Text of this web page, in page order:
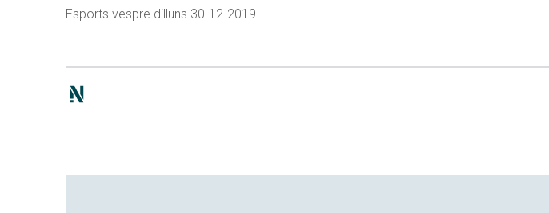
Esports vespre dilluns 30-12-2019